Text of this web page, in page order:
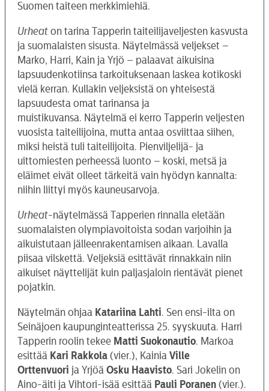
Suomen taiteen merkkimiehiä.
Urheat on tarina Tapperin taiteilijaveljesten kasvusta
ja suomalaisten sisusta. Näytelmässä veljekset –
Marko, Harri, Kain ja Yrjö – palaavat aikuisina
lapsuudenkotiinsa tarkoituksenaan laskea kotikoski
vielä kerran. Kullakin veljeksistä on yhteisestä
lapsuudesta omat tarinansa ja
muistikuvansa. Näytelmä ei kerro Tapperin veljesten
vuosista taiteilijoina, mutta antaa osviittaa siihen,
miksi heistä tuli taiteilijoita. Pienviljelijä- ja
uittomiesten perheessä luonto – koski, metsä ja
eläimet eivät olleet tärkeitä vain hyödyn kannalta:
niihin liittyi myös kauneusarvoja.
Urheat-näytelmässä Tapperien rinnalla eletään
suomalaisten olympiavoitoista sodan varjoihin ja
aikuistutaan jälleenrakentamisen aikaan. Lavalla
piisaa vilskettä. Veljeksiä esittävät rinnakkain niin
aikuiset näyttelijät kuin paljasjaloin rientävät pienet
pojatkin.
Näytelmän ohjaa Katariina Lahti. Sen ensi-ilta on
Seinäjoen kaupunginteatterissa 25. syyskuuta. Harri
Tapperin roolin tekee Matti Suokonautio. Markoa
esittää Kari Rakkola (vier.), Kainia Ville
Orttenvuori ja Yrjöä Osku Haavisto. Sari Jokelin on
Aino-äiti ja Vihtori-isää esittää Pauli Poranen (vier.).